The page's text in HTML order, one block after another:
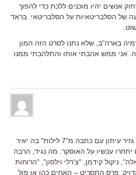
אנשים יהיו מוכנים ללכת כדי להפוך
של הסלבריטאיות על הסלבריטאי. בראד
בארה"ב, שלא נתנו לסרט הזה המון
אני ממש אהבתי אותו והתלהבתי ממנו.
1. מצאתי בשולחן שלי איזה גזיר עיתון עם כתבה מ"7 לילות" בה יאיר
יתחרו עכשיו על האוסקר. מה נגיד, הרבה
ניקול קידמן, "צ'רלי וילסון", "הרוחות
פרס התסריט – האחים כהן או פול